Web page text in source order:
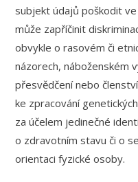
subjekt údajů poškodit
může zapříčinit
obvykle o rasovém či
názorech, náboženském
přesvědčení nebo
ke zpracování
za účelem jedinečné
o zdravotním stavu či o
orientaci fyzické osoby.